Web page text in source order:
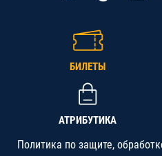
БИЛЕТЫ
АТРИБУТИКА
Политика по защите,